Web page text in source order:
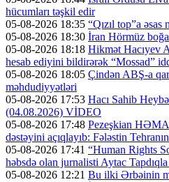
hücumları təşkil edir
05-08-2026 18:35 “Qızıl top”a
05-08-2026 18:30 İran Hörmüz
05-08-2026 18:18 Hikmət Hacıyev
hesab ediyini bildirərək “Mossad”
05-08-2026 18:05 Çindən ABŞ-a
məhdudiyyətləri
05-08-2026 17:53 Hacı Sahib
(04.08.2026) VİDEO
05-08-2026 17:48 Pezeşkian
dəstəyini açıqlayıb: Fələstin
05-08-2026 17:41 “Human Rights
həbsdə olan jurnalisti Aytac
05-08-2026 12:21 Bu ilki Ərbəinin